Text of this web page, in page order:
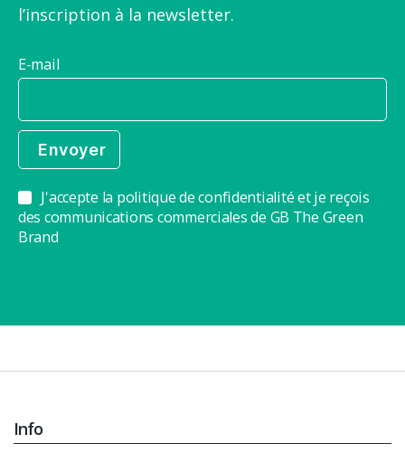
l’inscription à la newsletter.
E-mail
J'accepte la politique de confidentialité et je reçois
des communications commerciales de GB The Green
Brand
Info